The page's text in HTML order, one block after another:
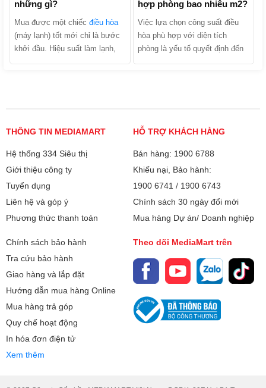
tiết 2 dòng sản phẩm này để tìm
ra câu trả lời nhé!
Cùng MediaMart khám phá cơ
chế hoạt động, phân tích ưu
nhược điểm và tìm ra câu trả
lời chính xác nhất trong bài viết
những gì?
Mua được một chiếc điều hòa
(máy lạnh) tốt mới chỉ là bước
khởi đầu. Hiệu suất làm lạnh,
lắp xong đã chảy nước, làm
thuật. Vậy lắp đặt điều hòa cần
lưu ý những gì? Hãy cùng điểm
các sai lầm đắt giá mà bạn cần
đặc biệt giám sát khi thợ thi
công tại nhà.
hợp phòng bao nhiêu m2?
Việc lựa chọn công suất điều
hòa phù hợp với diện tích
phòng là yếu tố quyết định đến
tâm lớn từ người tiêu dùng, đặc
vừa và nhỏ. Vậy điều hòa 9000
BTU dùng cho phòng bao nhiêu
chính xác nhằm tối ưu hóa chi
phí đầu tư và hóa đơn tiền điện
THÔNG TIN MEDIAMART
Hệ thống 334 Siêu thị
Giới thiệu công ty
Tuyển dụng
Liên hệ và góp ý
Phương thức thanh toán
HỖ TRỢ KHÁCH HÀNG
Bán hàng: 1900 6788
Khiếu nại, Bảo hành:
1900 6741 / 1900 6743
Chính sách 30 ngày đổi mới
Mua hàng Dự án/ Doanh nghiệp
Chính sách bảo hành
Tra cứu bảo hành
Giao hàng và lắp đặt
Hướng dẫn mua hàng Online
Mua hàng trả góp
Quy chế hoạt động
In hóa đơn điện tử
Xem thêm
Theo dõi MediaMart trên